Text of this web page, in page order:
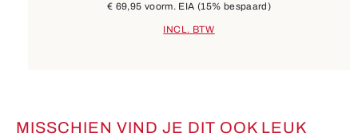
€ 69,95 voorm. EIA (15% bespaard)
INCL. BTW
Productgalerij overslaan
MISSCHIEN VIND JE DIT OOK LEUK